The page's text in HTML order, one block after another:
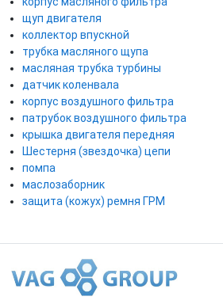
щуп двигателя
коллектор впускной
трубка масляного щупа
масляная трубка турбины
датчик коленвала
корпус воздушного фильтра
патрубок воздушного фильтра
крышка двигателя передняя
Шестерня (звездочка) цепи
помпа
маслозаборник
защита (кожух) ремня ГРМ